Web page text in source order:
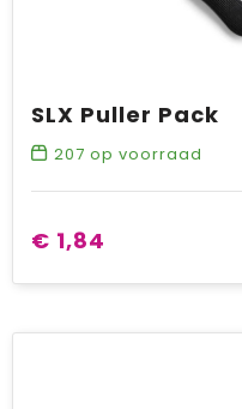
SLX Puller Pack
207 op voorraad
€ 1,84